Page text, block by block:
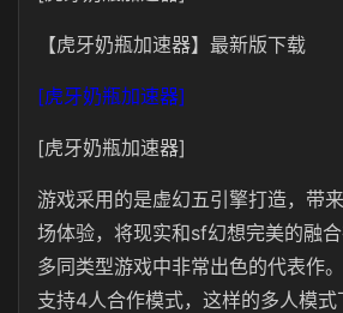
【虎牙奶瓶加速器】最新版下载
[虎牙奶瓶加速器]
[虎牙奶瓶加速器]
游戏采用的是虚幻五引擎打造，带
场体验，将现实和sf幻想完美的融
多同类型游戏中非常出色的代表作
支持4人合作模式，这样的多人模